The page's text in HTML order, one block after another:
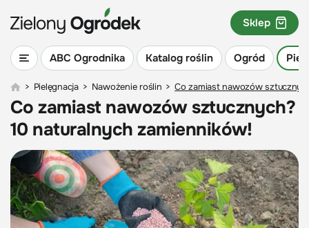
ABC Ogrodnika Katalog roślin Ogród
Sklep
> Pielęgnacja > Nawożenie roślin > Co zamiast nawozów
Co zamiast nawozów sztucznych?
10 naturalnych zamienników!